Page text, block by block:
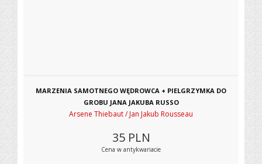
MARZENIA SAMOTNEGO WĘDROWCA + PIELGRZYMKA DO
GROBU JANA JAKUBA RUSSO
Arsene Thiebaut / Jan Jakub Rousseau
35 PLN
Cena w antykwariacie